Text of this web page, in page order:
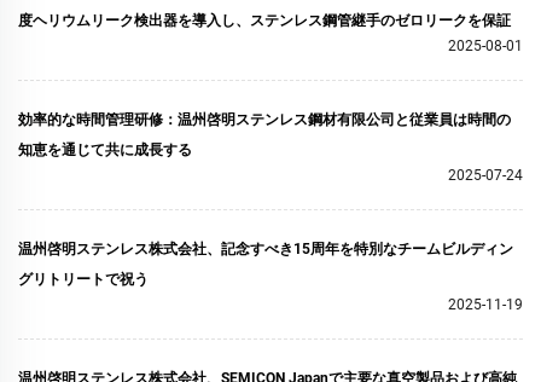
度ヘリウムリーク検出器を導入し、ステンレス鋼管継手のゼロリークを保証
2025-08-01
効率的な時間管理研修：温州啓明ステンレス鋼材有限公司と従業員は時間の
知恵を通じて共に成長する
2025-07-24
温州啓明ステンレス株式会社、記念すべき15周年を特別なチームビルディン
グリトリートで祝う
2025-11-19
温州啓明ステンレス株式会社、SEMICON Japanで主要な真空製品および高純